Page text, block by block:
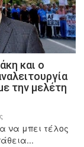
και ο
την μελέτη
Αχαΐα:
Στην
να μπει τέλος